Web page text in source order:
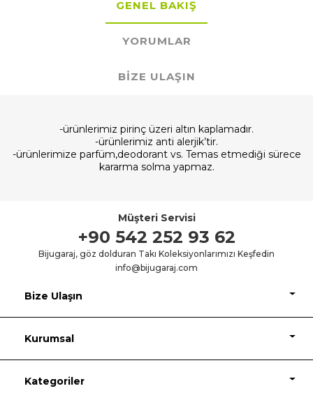
GENEL BAKIŞ
YORUMLAR
BIZE ULAŞIN
-ürünlerimiz pirinç üzeri altın kaplamadır.
-ürünlerimiz anti alerjik’tir.
-ürünlerimize parfüm,deodorant vs. Temas etmediği sürece
kararma solma yapmaz.
Müşteri Servisi
+90 542 252 93 62
Bijugaraj, göz dolduran Takı Koleksiyonlarımızı Keşfedin
info@bijugaraj.com
Bize Ulaşın
Kurumsal
Kategoriler